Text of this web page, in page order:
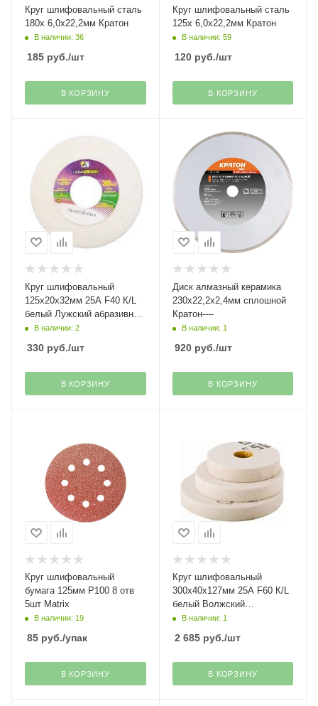
Круг шлифовальный сталь
180х 6,0х22,2мм Кратон
В наличии: 36
185 руб./шт
В КОРЗИНУ
Круг шлифовальный сталь
125х 6,0х22,2мм Кратон
В наличии: 59
120руб./шт
В КОРЗИНУ
Круг шлифовальный
125х20х32мм 25А F40 К/L
белый Лужский абразивный
завод
В наличии: 2
330 руб./шт
В КОРЗИНУ
Диск алмазный керамика
230х22,2х2,4мм сплошной
Кратон----
В наличии: 1
920руб./шт
В КОРЗИНУ
Круг шлифовальный
бумага 125мм Р100 8 отв
5шт Matrix
В наличии: 19
85 руб./упак
В КОРЗИНУ
Круг шлифовальный
300х40х127мм 25А F60 К/L
белый Волжский
абразивный завод
В наличии: 1
2 685руб./шт
В КОРЗИНУ